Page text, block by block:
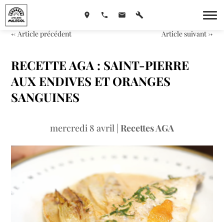
←Article précédent Article suivant→
RECETTE AGA : SAINT-PIERRE
AUX ENDIVES ET ORANGES
SANGUINES
mercredi 8 avril | Recettes AGA